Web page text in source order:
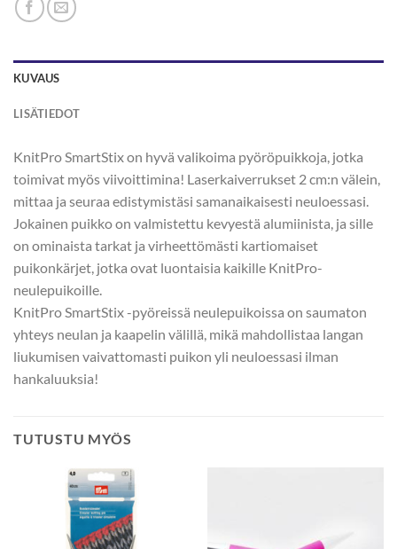
KUVAUS
LISÄTIEDOT
KnitPro SmartStix on hyvä valikoima pyöröpuikkoja, jotka
toimivat myös viivoittimina! Laserkaiverrukset 2 cm:n välein,
mittaa ja seuraa edistymistäsi samanaikaisesti neuloessasi.
Jokainen puikko on valmistettu kevyestä alumiinista, ja sille
on ominaista tarkat ja virheettömästi kartiomaiset
puikonkärjet, jotka ovat luontaisia kaikille KnitPro-
neulepuikoille.
KnitPro SmartStix -pyöreissä neulepuikoissa on saumaton
yhteys neulan ja kaapelin välillä, mikä mahdollistaa langan
liukumisen vaivattomasti puikon yli neuloessasi ilman
hankaluuksia!
TUTUSTU MYÖS